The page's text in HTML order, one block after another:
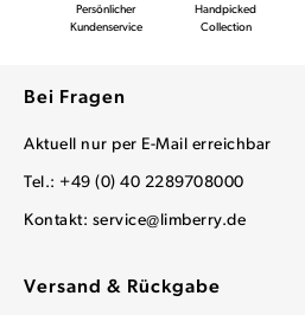
Versand & Rückgabe
Persönlicher
Kundenservice
Handpicked
Collection
Bei Fragen
Aktuell nur per E-Mail erreichbar
Tel.: +49 (0) 40 2289708000
Kontakt: service@limberry.de